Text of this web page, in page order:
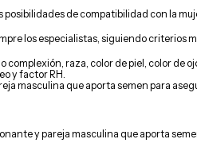
posibilidades de compatibilidad con la
los especialistas, siguiendo criterios
complexión, raza, color de piel, color de
y factor RH.
masculina que aporta semen para
y pareja masculina que aporta